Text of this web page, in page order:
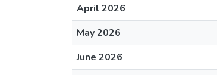
April 2026
May 2026
June 2026